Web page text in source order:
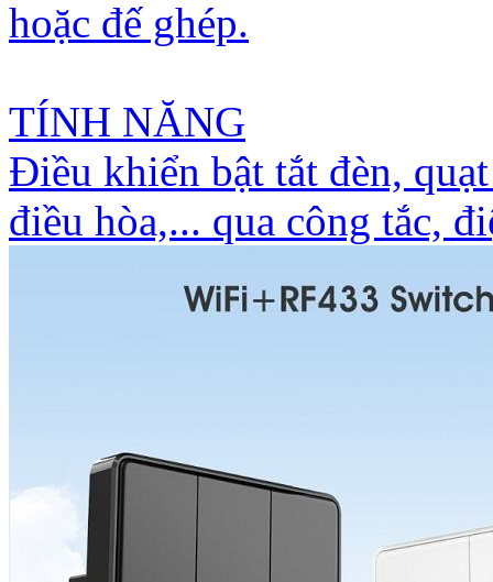
hoặc đế ghép.
TÍNH NĂNG
Điều khiển bật tắt đèn,
điều hòa,... qua công tắc,